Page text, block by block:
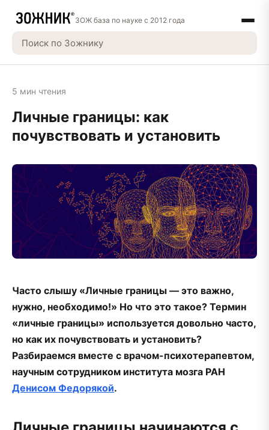
ЗОЖ база по науке с 2012 года
5 мин чтения
Личные границы: как
почувствовать и установить
Часто слышу «Личные границы — это важно,
нужно, необходимо!» Но что это такое? Термин
«личные границы» используется довольно часто,
но как их почувствовать и установить?
Разбираемся вместе с врачом-психотерапевтом,
научным сотрудником института мозга РАН
Денисом Федорякой.